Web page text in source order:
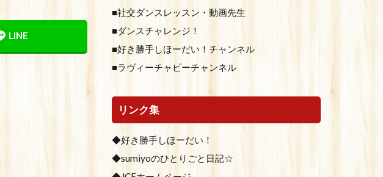
■社交ダンスレッスン・動画先生
■ダンスチャレンジ！
■好き勝手しほーだい！チャンネル
■ラヴィーチャビーチャンネル
リンク集
◆好き勝手しほーだい！
◆sumiyoのひとりごと日記☆